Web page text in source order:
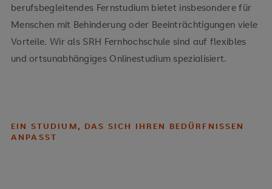
berufsbegleitendes Fernstudium bietet insbesondere für
Menschen mit Behinderung oder Beeinträchtigungen viele
Vorteile. Wir als SRH Fernhochschule sind auf flexibles
und ortsunabhängiges Onlinestudium spezialisiert.
EIN STUDIUM, DAS SICH IHREN BEDÜRFNISSEN
ANPASST